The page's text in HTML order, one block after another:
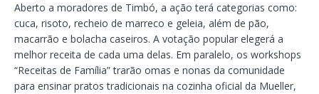
Aberto a moradores de Timbó, a ação terá categorias como:
cuca, risoto, recheio de marreco e geleia, além de pão,
macarrão e bolacha caseiros. A votação popular elegerá a
melhor receita de cada uma delas. Em paralelo, os workshops
“Receitas de Família” trarão omas e nonas da comunidade
para ensinar pratos tradicionais na cozinha oficial da Mueller,